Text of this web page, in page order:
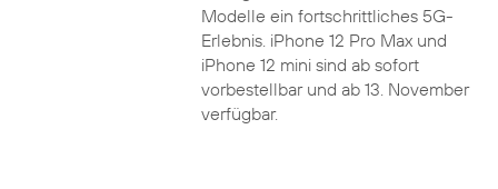
Modelle ein fortschrittliches 5G-
Erlebnis. iPhone 12 Pro Max und
iPhone 12 mini sind ab sofort
vorbestellbar und ab 13. November
verfügbar.